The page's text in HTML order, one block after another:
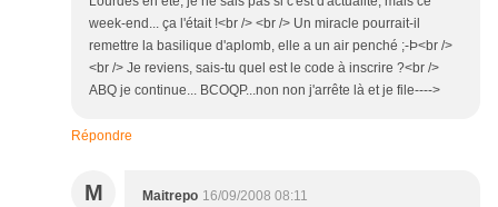
week-end... ça l'était !<br /> <br /> Un miracle pourrait-il
remettre la basilique d'aplomb, elle a un air penché ;-Þ<br />
<br /> Je reviens, sais-tu quel est le code à inscrire ?<br />
ABQ je continue... BCOQP...non non j'arrête là et je file---->
Répondre
M Maitrepo 16/09/2008 08:11